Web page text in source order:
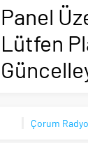
BIST
Panel
Lütfen
Çorum